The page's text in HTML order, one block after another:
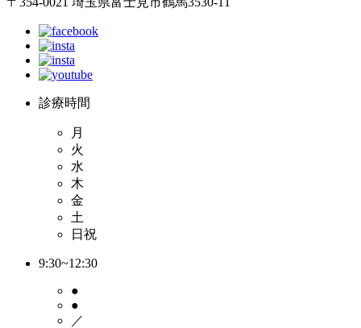
診療時間
月
火
水
木
金
土
日祝
9:30~12:30
●
●
／